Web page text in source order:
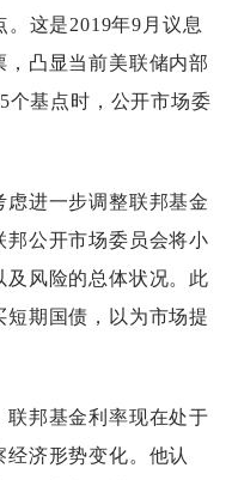
这是2019年9月议息
凸显当前美联储内部
个基点时，公开市场委
进一步调整联邦基金
公开市场委员会将小
风险的总体状况。此
期国债，以为市场提
邦基金利率现在处于
济形势变化。他认